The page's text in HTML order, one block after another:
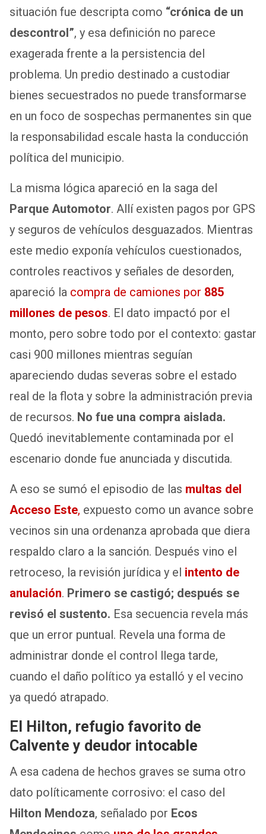
situación fue descripta como “crónica de un
descontrol”, y esa definición no parece
exagerada frente a la persistencia del
problema. Un predio destinado a custodiar
bienes secuestrados no puede transformarse
en un foco de sospechas permanentes sin que
la responsabilidad escale hasta la conducción
política del municipio.
La misma lógica apareció en la saga del
Parque Automotor. Allí existen pagos por GPS
y seguros de vehículos desguazados. Mientras
este medio exponía vehículos cuestionados,
controles reactivos y señales de desorden,
apareció la compra de camiones por 885
millones de pesos. El dato impactó por el
monto, pero sobre todo por el contexto: gastar
casi 900 millones mientras seguían
apareciendo dudas severas sobre el estado
real de la flota y sobre la administración previa
de recursos. No fue una compra aislada.
Quedó inevitablemente contaminada por el
escenario donde fue anunciada y discutida.
A eso se sumó el episodio de las multas del
Acceso Este, expuesto como un avance sobre
vecinos sin una ordenanza aprobada que diera
respaldo claro a la sanción. Después vino el
retroceso, la revisión jurídica y el intento de
anulación. Primero se castigó; después se
revisó el sustento. Esa secuencia revela más
que un error puntual. Revela una forma de
administrar donde el control llega tarde,
cuando el daño político ya estalló y el vecino
ya quedó atrapado.
El Hilton, refugio favorito de
Calvente y deudor intocable
A esa cadena de hechos graves se suma otro
dato políticamente corrosivo: el caso del
Hilton Mendoza, señalado por Ecos